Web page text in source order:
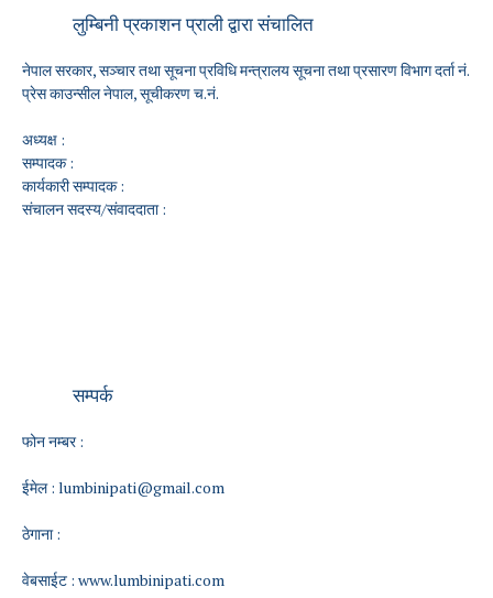
लुम्बिनी प्रकाशन प्राली द्वारा संचालित
नेपाल सरकार, सञ्चार तथा सूचना प्रविधि मन्त्रालय सूचना तथा प्रसारण विभाग दर्ता नं.
प्रेस काउन्सील नेपाल, सूचीकरण च.नं.
अध्यक्ष :
सम्पादक :
कार्यकारी सम्पादक :
संचालन सदस्य/संवाददाता :
सम्पर्क
फोन नम्बर :
ईमेल : lumbinipati@gmail.com
ठेगाना :
वेबसाईट : www.lumbinipati.com